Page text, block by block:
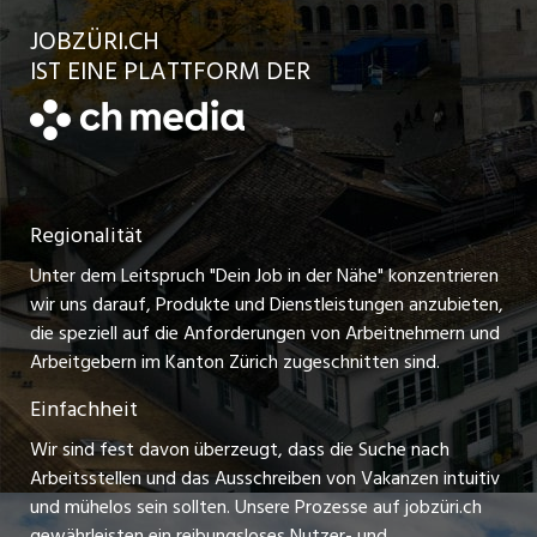
Jobs in der Stadt Uster
Jobs in der Stadt Horgen
Festanstellungen
Temporäre Jobs
Freelance Jobs
Praktikum-Jobs
Lehrstellen
Ferienjobs
Führungspositionen
Schnittstelle
Ratgeber
AGB
Datenschutzerklärung
Nutzungsbedingungen
Impressum
Stellenmeldepflicht
jobbasel.ch
jobbern.ch
jobmittelland.ch
zentraljob.ch
myjob.ch
schaffu.ch (VS)
ajourjob.ch
limmattalerzeitung.ch
radio24.ch
JOBZÜRI.CH
IST EINE PLATTFORM DER
Regionalität
Unter dem Leitspruch "Dein Job in der Nähe" konzentrieren
wir uns darauf, Produkte und Dienstleistungen anzubieten,
die speziell auf die Anforderungen von Arbeitnehmern und
Arbeitgebern im Kanton Zürich zugeschnitten sind.
Einfachheit
Wir sind fest davon überzeugt, dass die Suche nach
Arbeitsstellen und das Ausschreiben von Vakanzen intuitiv
und mühelos sein sollten. Unsere Prozesse auf jobzüri.ch